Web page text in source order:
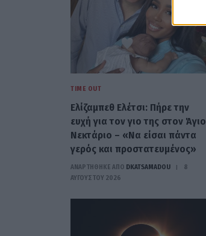
TIME OUT
Ελίζαμπεθ Ελέτσι: Πήρε την
ευχή για τον γιο της στον Άγιο
Νεκτάριο – «Να είσαι πάντα
γερός και προστατευμένος»
ΑΝΑΡΤΗΘΗΚΕ ΑΠΟ DKATSAMADOU
8
ΑΥΓΟΎΣΤΟΥ 2026